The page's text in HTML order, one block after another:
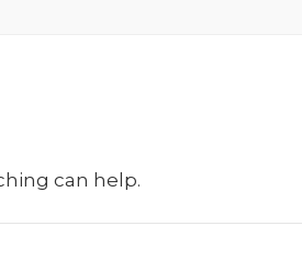
can help.